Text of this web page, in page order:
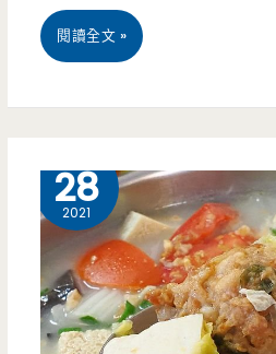
時，
村
水
餃
好
吃
桃
美
食-
八
兩
閱讀全文 »
28
2021